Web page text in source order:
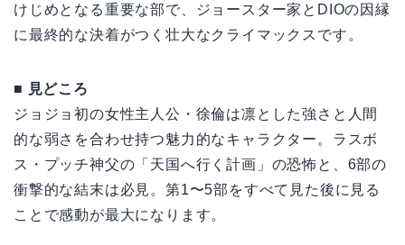
けじめとなる重要な部で、ジョースター家とDIOの因縁
に最終的な決着がつく壮大なクライマックスです。
■ 見どころ
ジョジョ初の女性主人公・徐倫は凛とした強さと人間
的な弱さを合わせ持つ魅力的なキャラクター。ラスボ
ス・プッチ神父の「天国へ行く計画」の恐怖と、6部の
衝撃的な結末は必見。第1〜5部をすべて見た後に見る
ことで感動が最大になります。